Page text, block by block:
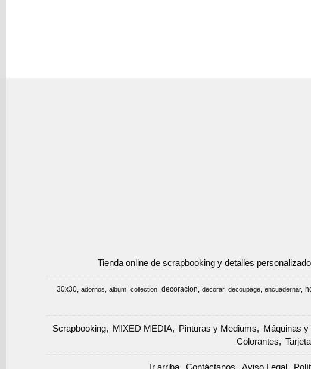
Tienda online de scrapbooking y detalles
30x30 adornos album collection decoracion decorar decoupage encuadernar
Scrapbooking MIXED MEDIA Pinturas y Mediums Máquinas y
Colorantes